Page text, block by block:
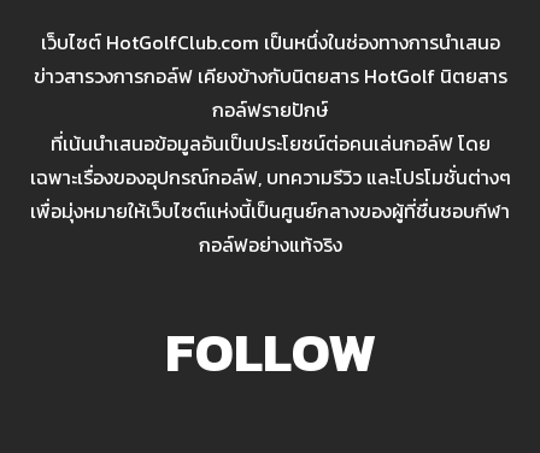
เว็บไซต์ HotGolfClub.com เป็นหนึ่งในช่องทางการนำเสนอ
ข่าวสารวงการกอล์ฟ เคียงข้างกับนิตยสาร HotGolf นิตยสาร
กอล์ฟรายปักษ์
ที่เน้นนำเสนอข้อมูลอันเป็นประโยชน์ต่อคนเล่นกอล์ฟ โดย
เฉพาะเรื่องของอุปกรณ์กอล์ฟ, บทความรีวิว และโปรโมชั่นต่างๆ
เพื่อมุ่งหมายให้เว็บไซต์แห่งนี้เป็นศูนย์กลางของผู้ที่ชื่นชอบกีฬา
กอล์ฟอย่างแท้จริง
FOLLOW